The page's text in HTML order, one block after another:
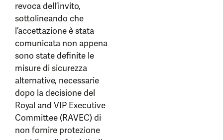
revoca dell’invito,
sottolineando che
l’accettazione è stata
comunicata non appena
sono state definite le
misure di sicurezza
alternative, necessarie
dopo la decisione del
Royal and VIP Executive
Committee (RAVEC) di
non fornire protezione